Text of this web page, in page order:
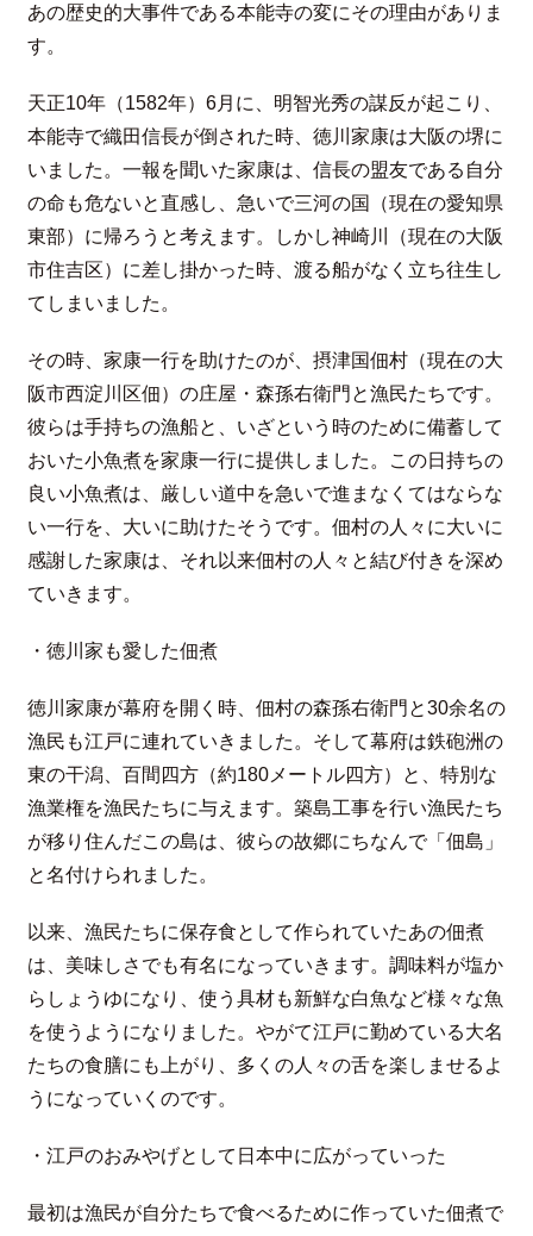
あの歴史的大事件である本能寺の変にその理由がありま
す。
天正10年（1582年）6月に、明智光秀の謀反が起こり、
本能寺で織田信長が倒された時、徳川家康は大阪の堺に
いました。一報を聞いた家康は、信長の盟友である自分
の命も危ないと直感し、急いで三河の国（現在の愛知県
東部）に帰ろうと考えます。しかし神崎川（現在の大阪
市住吉区）に差し掛かった時、渡る船がなく立ち往生し
てしまいました。
その時、家康一行を助けたのが、摂津国佃村（現在の大
阪市西淀川区佃）の庄屋・森孫右衛門と漁民たちです。
彼らは手持ちの漁船と、いざという時のために備蓄して
おいた小魚煮を家康一行に提供しました。この日持ちの
良い小魚煮は、厳しい道中を急いで進まなくてはならな
い一行を、大いに助けたそうです。佃村の人々に大いに
感謝した家康は、それ以来佃村の人々と結び付きを深め
ていきます。
・徳川家も愛した佃煮
徳川家康が幕府を開く時、佃村の森孫右衛門と30余名の
漁民も江戸に連れていきました。そして幕府は鉄砲洲の
東の干潟、百間四方（約180メートル四方）と、特別な
漁業権を漁民たちに与えます。築島工事を行い漁民たち
が移り住んだこの島は、彼らの故郷にちなんで「佃島」
と名付けられました。
以来、漁民たちに保存食として作られていたあの佃煮
は、美味しさでも有名になっていきます。調味料が塩か
らしょうゆになり、使う具材も新鮮な白魚など様々な魚
を使うようになりました。やがて江戸に勤めている大名
たちの食膳にも上がり、多くの人々の舌を楽しませるよ
うになっていくのです。
・江戸のおみやげとして日本中に広がっていった
最初は漁民が自分たちで食べるために作っていた佃煮で